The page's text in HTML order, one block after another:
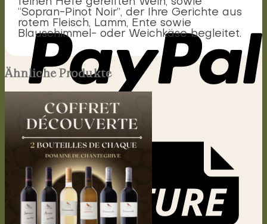
feinen Hefe gereiften Wein, sowie
“Sopran-Pinot Noir”, der Ihre Gerichte aus
rotem Fleisch, Lamm, Ente sowie
Blauschimmel- oder Weichkäse begleitet.
Ähnliche Produkte